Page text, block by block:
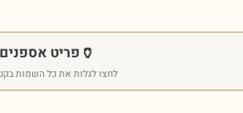
🏺 פריט אספנים
לחצו לגלות את כל השמות